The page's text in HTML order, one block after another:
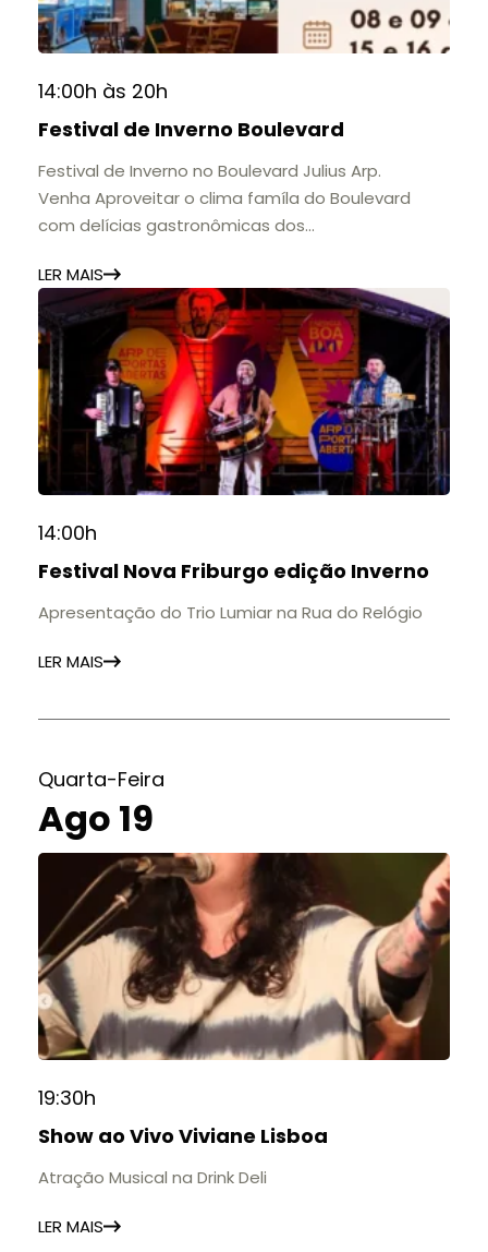
14:00h às 20h
Festival de Inverno Boulevard
Festival de Inverno no Boulevard Julius Arp.
Venha Aproveitar o clima famíla do Boulevard
com delícias gastronômicas dos
LER MAIS
14:00h
Festival Nova Friburgo edição Inverno
Apresentação do Trio Lumiar na Rua do Relógio
LER MAIS
Quarta-Feira
Ago 19
19:30h
Show ao Vivo Viviane Lisboa
Atração Musical na Drink Deli
LER MAIS